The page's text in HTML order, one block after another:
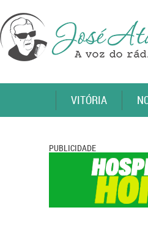
VITÓRIA
PUBLICIDADE